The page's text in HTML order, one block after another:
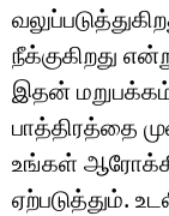
நீக்குகிறது
இதன்
பாத்திரத்தை
உங்கள்
ஏற்படுத்தும்.